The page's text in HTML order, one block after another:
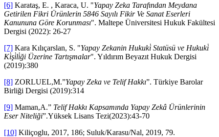
[6] Karataş, E. , Karaca, U. "Yapay Zeka Tarafından Meydana
Getirilen Fikri Ürünlerin 5846 Sayılı Fikir Ve Sanat Eserleri
Kanununa Göre Korunması". Maltepe Üniversitesi Hukuk Fakültesi
Dergisi (2022): 26-27
[7] Kara Kılıçarslan, S. "Yapay Zekanin Hukuki̇ Statüsü ve Hukuki̇
Ki̇şi̇li̇ği Üzerine Tartışmalar". Yıldırım Beyazıt Hukuk Dergisi
(2019):380
[8] ZORLUEL,M.”Yapay Zeka ve Telif Hakkı”. Türkiye Barolar
Birliği Dergisi (2019):314
[9] Maman,A.” Telif Hakkı Kapsamında Yapay Zekâ Ürünlerinin
Eser Niteliği”.Yüksek Lisans Tezi(2023):43-70
[10] Kiliçoglu, 2017, 186; Suluk/Karasu/Nal, 2019, 79.